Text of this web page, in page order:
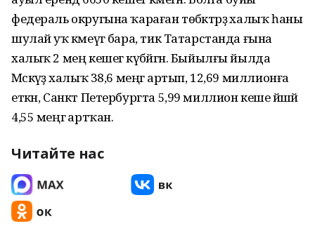
федераль округына ҡараған төбәктәрҙә халыҡ һаны
шулай уҡ кәмеүгә бара, тик Татарстанда ғына
халыҡ 2 мең кешегә күбәйгән. Быйылғы йылда
Мәскәүҙә халыҡ 38,6 меңгә артып, 12,69 миллионға
еткән, Санкт Петербургта 5,99 миллион кеше йәшәй
4,55 меңгә артҡан.
Читайте нас